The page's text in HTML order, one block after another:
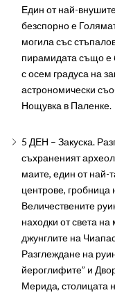
Един от най-
безспорно е
могила със
пирамидата също е
с осем градуса на
астрономически
Нощувка в Паленке.
5 ДЕН – Закуска.
съхраненият
маите, един от най-
центрове, гробница
Величествените
находки от света
джунглите на
Разглеждане на
йероглифите” и
Мерида, столицата